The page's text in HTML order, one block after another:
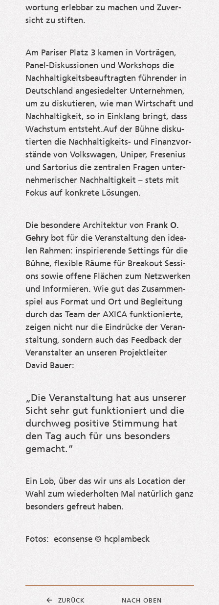
wor­tung erleb­bar zu machen und Zuver­
sicht zu stiften.
Am Pari­ser Platz 3 kamen in Vor­trä­gen,
Panel-Dis­kus­sio­nen und Work­shops die
Nach­hal­tig­keits­be­auf­trag­ten füh­ren­der in
Deutsch­land ange­sie­del­ter Unter­neh­men,
um zu dis­ku­tie­ren, wie man Wirt­schaft und
Nach­hal­tig­keit, so in Ein­klang bringt, dass
Wachs­tum entsteht.Auf der Büh­ne dis­ku­
tier­ten die Nach­hal­tig­keits- und Finanz­vor­
stän­de von Volks­wa­gen, Uni­per, Fre­se­ni­us
und Sar­to­ri­us die zen­tra­len Fra­gen unter­
neh­me­ri­scher Nach­hal­tig­keit – stets mit
Fokus auf kon­kre­te Lösungen.
Die beson­de­re Archi­tek­tur von Frank O.
Gehrybot für die Ver­an­stal­tung den idea­
len Rah­men: inspi­rie­ren­de Set­tings für die
Büh­ne, fle­xi­ble Räu­me für Brea­kout Ses­si­
ons sowie offe­ne Flä­chen zum Netz­wer­ken
und Infor­mie­ren. Wie gut das Zusam­men­
spiel aus For­mat und Ort und Beglei­tung
durch das Team der AXICA funk­tio­nier­te,
zei­gen nicht nur die Ein­drü­cke der Ver­an­
stal­tung, son­dern auch das Feed­back der
Ver­an­stal­ter an unse­ren Pro­jekt­lei­ter
David Bauer:
„Die Ver­an­stal­tung hat aus unse­rer
Sicht sehr gut funk­tio­niert und die
durch­weg posi­ti­ve Stim­mung hat
den Tag auch für uns beson­ders
gemacht.“
Ein Lob, über das wir uns als Loca­ti­on der
Wahl zum wie­der­hol­ten Mal natür­lich ganz
beson­ders gefreut haben.
Fotos: econ­sen­se © hcplambeck
ZURÜCK NACH OBEN